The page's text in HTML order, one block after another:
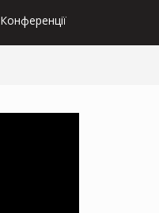
Конференції